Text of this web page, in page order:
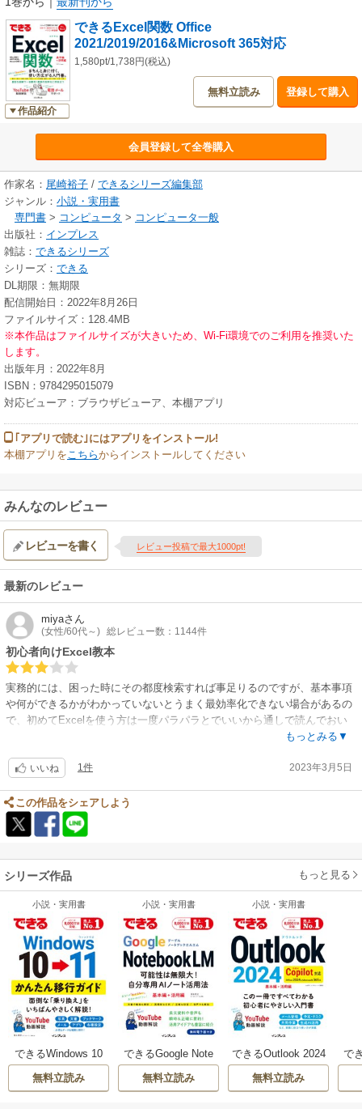
YouTube動画など、特典も充実しています。
■本書の対象読者
・Excel関数を初めて学ぶ人
・仕事でExcelを使う人
・「Excelの作業をもっと効率化したい」と思っている人
・関数をもっと活用して、業務効率をよりアップさせたい人
＜基本編＞
第1章 関数について知ろう
第2章 基本関数を使って表を作ろう
第3章 ビジネスに必須の関数をマスターしよう
＜活用編＞
第4章 データを参照・抽出する
第5章 条件に合わせてデータを集計する
第6章 データを変換・整形する
第7章 日付や時刻を自在に扱う
第8章 データを分析・予測する
第9章 表作成に役立つテクニック関数
作品紹介
できるExcel関数 Office
2021/2019/2016&Microsoft 365対応
1,580pt/1,738円(税込)
無料立読み 登録して購入
会員登録して全巻購入
作家名： 尾崎裕子 / できるシリーズ編集部
ジャンル： 小説・実用書
専門書 > コンピュータ > コンピュータ一般
出版社： インプレス
雑誌： できるシリーズ
シリーズ： できる
DL期限：無期限
配信開始日：2022年8月26日
ファイルサイズ：128.4MB
※本作品はファイルサイズが大きいため、Wi-Fi環境でのご利用を推奨いた
します。
出版年月：2022年8月
ISBN：9784295015079
対応ビューア：ブラウザビューア、本棚アプリ
｢アプリで読む｣にはアプリをインストール!
本棚アプリを こちらからインストールしてください
みんなのレビュー
レビューを書く レビュー投稿で最大1000pt!
最新のレビュー
miyaさん
(女性/60代～) 総レビュー数：1144件
初心者向けExcel教本
実務的には、困った時にその都度検索すれば事足りるのですが、基本事項
や何ができるかがわかっていないとうまく最効率化できない場合があるの
で、初めてExcelを使う方は一度パラパラとでいいから通しで読んでおい
もっとみる▼
いいね 1件 2023年3月5日
この作品をシェアしよう
シリーズ作品 もっと見る
小説・実用書
できるWindows 10
→ 11 かんたん移行
ガイド
無料立読み
小説・実用書
できるGoogle Note
bookLM 可能性は無
限大！自分専用AI
無料立読み
小説・実用書
できるOutlook 2024
Copilot対応 Office 2
024&Microsoft 365
無料立読み
で